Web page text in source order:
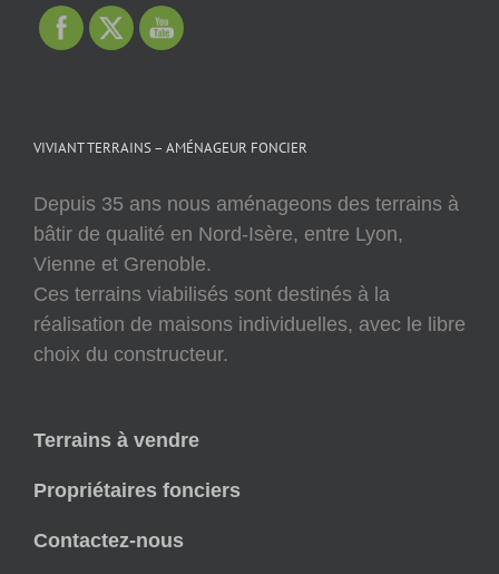
VIVIANT TERRAINS – AMÉNAGEUR FONCIER
Depuis 35 ans nous aménageons des terrains à
bâtir de qualité en Nord-Isère, entre Lyon,
Vienne et Grenoble.
Ces terrains viabilisés sont destinés à la
réalisation de maisons individuelles, avec le libre
choix du constructeur.
Terrains à vendre
Propriétaires fonciers
Contactez-nous